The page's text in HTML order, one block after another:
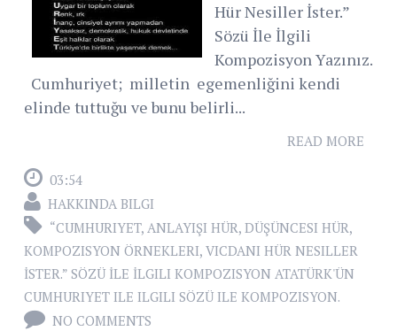
Hür Nesiller İster.”
Sözü İle İlgili
Kompozisyon Yazınız.
Cumhuriyet; milletin egemenliğini kendi
elinde tuttuğu ve bunu belirli...
READ MORE
03:54
HAKKINDA BILGI
“CUMHURIYET, ANLAYIŞI HÜR, DÜŞÜNCESI HÜR,
KOMPOZISYON ÖRNEKLERI, VICDANI HÜR NESILLER
İSTER.” SÖZÜ İLE İLGILI KOMPOZISYON ATATÜRK'ÜN
CUMHURIYET ILE ILGILI SÖZÜ ILE KOMPOZISYON.
NO COMMENTS